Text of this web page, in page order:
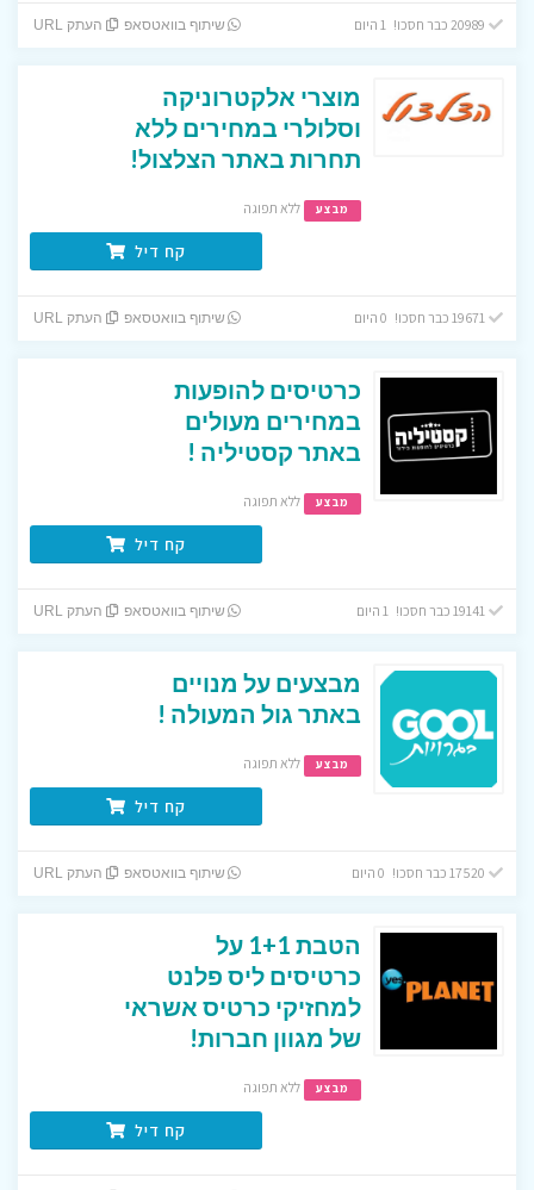
שיתוף בוואטסאפ העתק URL
מוצרי אלקטרוניקה
וסלולרי במחירים ללא
תחרות באתר הצלצול!
מבצע ללא תפוגה
קח דיל
שיתוף בוואטסאפ העתק URL
כרטיסים להופעות
במחירים מעולים
באתר קסטיליה !
מבצע ללא תפוגה
קח דיל
שיתוף בוואטסאפ העתק URL
מבצעים על מנויים
באתר גול המעולה !
מבצע ללא תפוגה
קח דיל
שיתוף בוואטסאפ העתק URL
הטבת 1+1 על
כרטיסים ליס פלנט
למחזיקי כרטיס אשראי
של מגוון חברות!
מבצע ללא תפוגה
קח דיל